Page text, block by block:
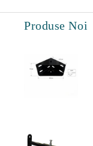
Produse Noi